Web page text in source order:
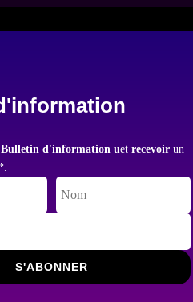
Bulletin d'information uetrecevoir un
S'ABONNER